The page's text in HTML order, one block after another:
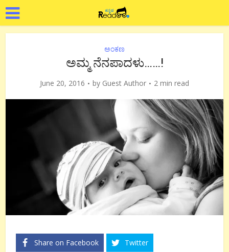
ಅಂಕಣ
ಅಮ್ಮ ನೆನಪಾದಳು……!
June 20, 2016 by Guest Author 2 min read
Share on Facebook Twitter